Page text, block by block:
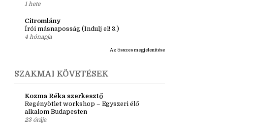
Emma ZR: Megtörve (Ragadozók és
prédák 1.)
1 hete
4 hónapja
Az összes megjelenítése
SZAKMAI KÖVETÉSEK